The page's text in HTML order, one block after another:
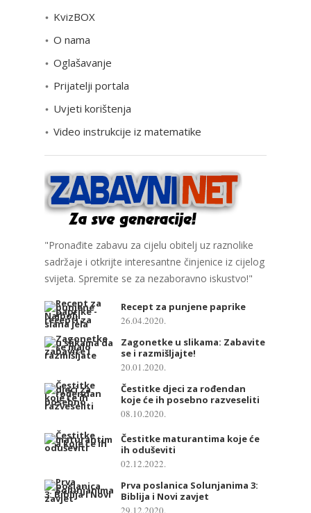
g
i
j
KvizBOX
O nama
Oglašavanje
Prijatelji portala
Uvjeti korištenja
Video instrukcije iz matematike
"Pronađite zabavu za cijelu obitelj uz raznolike
sadržaje i otkrijte interesantne činjenice iz cijelog
svijeta. Spremite se za nezaboravno iskustvo!"
Recept za punjene paprike
26.04.2020.
Zagonetke u slikama: Zabavite
se i razmišljajte!
20.01.2020.
Čestitke djeci za rođendan
koje će ih posebno razveseliti
08.10.2020.
Čestitke maturantima koje će
ih oduševiti
02.12.2022.
Prva poslanica Solunjanima 3:
Biblija i Novi zavjet
29.12.2020.